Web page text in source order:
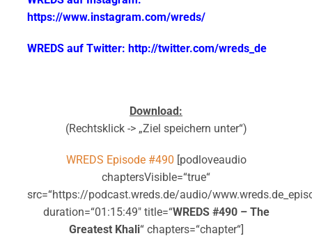
https://www.instagram.com/wreds/
WREDS auf Twitter: http://twitter.com/wreds_de
Download:
(Rechtsklick -> „Ziel speichern unter“)
WREDS Episode #490 [podloveaudio
chaptersVisible=“true“
src=“https://podcast.wreds.de/audio/
duration=“01:15:49″ title=“WREDS #490 – The
Greatest Khali“ chapters=“chapter“]